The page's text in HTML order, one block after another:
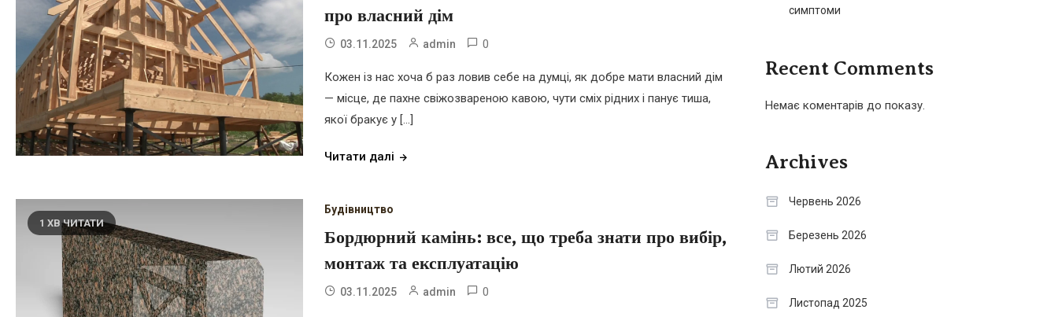
про власний дім
03.11.2025 admin 0
Кожен із нас хоча б раз ловив себе на думці, як добре мати власний дім
— місце, де пахне свіжозвареною кавою, чути сміх рідних і панує тиша,
якої бракує у […]
Читати далі
1 ХВ ЧИТАТИ
Будівництво
Бордюрний камінь: все, що треба знати про вибір,
монтаж та експлуатацію
03.11.2025 admin 0
симптоми
Recent Comments
Немає коментарів до показу.
Archives
Червень 2026
Березень 2026
Лютий 2026
Листопад 2025